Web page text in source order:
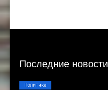
Последние новости
Политика